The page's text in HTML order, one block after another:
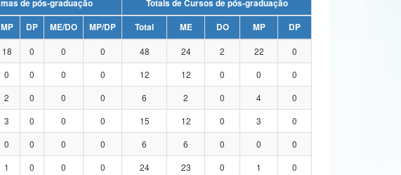
Total de Programas de pós-graduação
Totais de Cursos de pós-graduação
MP DP ME/DO MP/DP Total ME DO MP
DP
18 0 0 0 48 24 2 22
0
0 0 0 0 12 12 0 0
0
2 0 0 0 6 2 0 4
0
3 0 0 0 15 12 0 3
0
0 0 0 0 6 6 0 0
0
1 0 0 0 24 23 0 1
0